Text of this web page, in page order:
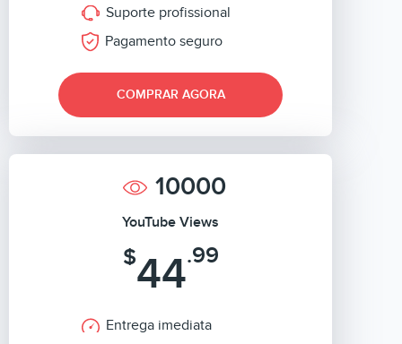
Suporte profissional
Pagamento seguro
COMPRAR AGORA
10000
YouTube Views
$44.99
Entrega imediata